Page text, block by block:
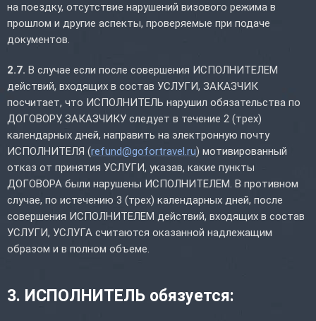
на поездку, отсутствие нарушений визового режима в
прошлом и другие аспекты, проверяемые при подаче
документов.
2.7. В случае если после совершения ИСПОЛНИТЕЛЕМ
действий, входящих в состав УСЛУГИ, ЗАКАЗЧИК
посчитает, что ИСПОЛНИТЕЛЬ нарушил обязательства по
ДОГОВОРУ, ЗАКАЗЧИКУ следует в течение 2 (трех)
календарных дней, направить на электронную почту
ИСПОЛНИТЕЛЯ (refund@gofortravel.ru) мотивированный
отказ от принятия УСЛУГИ, указав, какие пункты
ДОГОВОРА были нарушены ИСПОЛНИТЕЛЕМ. В противном
случае, по истечению 3 (трех) календарных дней, после
совершения ИСПОЛНИТЕЛЕМ действий, входящих в состав
УСЛУГИ, УСЛУГА считаются оказанной надлежащим
образом и в полном объеме.
3. ИСПОЛНИТЕЛЬ обязуется: